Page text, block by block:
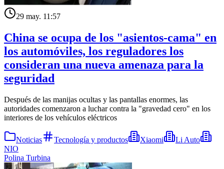
29 may. 11:57
China se ocupa de los "asientos-cama" en
los automóviles, los reguladores los
consideran una nueva amenaza para la
seguridad
Después de las manijas ocultas y las pantallas enormes, las
autoridades comenzaron a luchar contra la "gravedad cero" en los
interiores de los vehículos eléctricos
Noticias Tecnología y productos Xiaomi
Li Auto
NIO
Polina Turbina